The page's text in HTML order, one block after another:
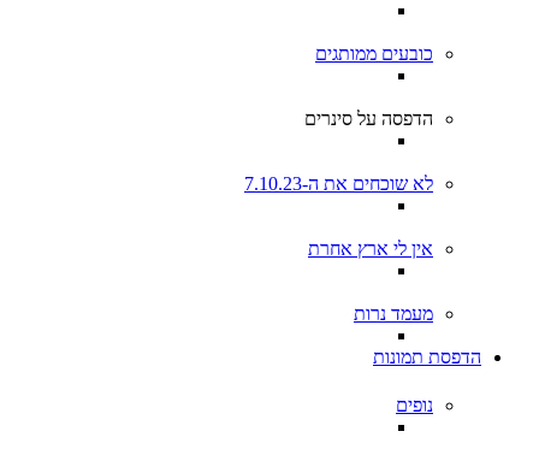
כובעים ממותגים
הדפסה על סינרים
לא שוכחים את ה-7.10.23
אין לי ארץ אחרת
מעמד נרות
הדפסת תמונות
נופים